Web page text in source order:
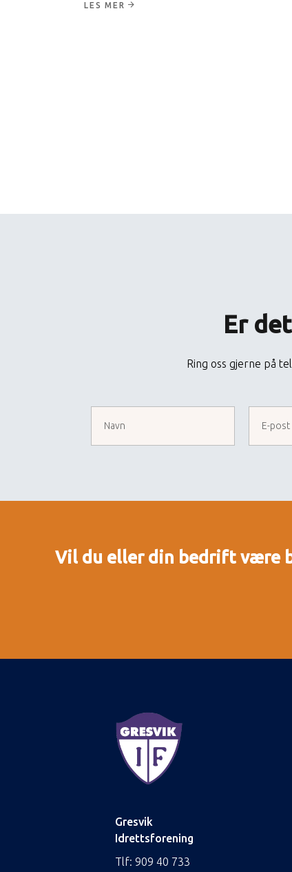
LES MER
Er
Ring oss gjerne på
Vil du eller din bedrift være
Gresvik
Idrettsforening
Tlf: 909 40 733